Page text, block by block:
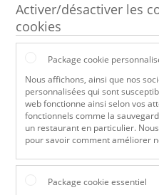
Activer/désactiver les
cookies
Package cookie
Nous affichons, ainsi que nos
personnalisées qui sont
web fonctionne ainsi selon vos
fonctionnels comme la
un restaurant en particulier.
pour savoir comment améliorer
Package cookie essentiel